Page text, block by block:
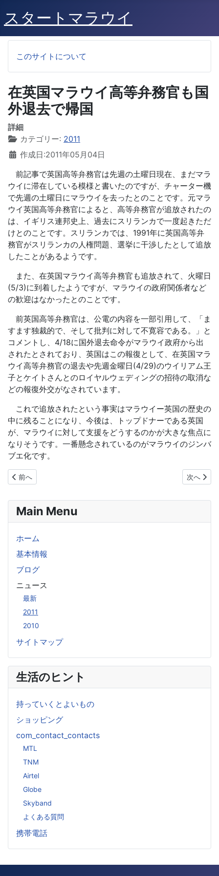
スタートマラウイ
このサイトについて
Main Menu
ホーム
基本情報
ブログ
ニュース
最新
2011
2010
サイトマップ
生活のヒント
持っていくとよいもの
ショッピング
com_contact_contacts
MTL
TNM
Airtel
Globe
Skyband
よくある質問
携帯電話
在英国マラウイ高等弁務官も国
外退去で帰国
詳細
カテゴリー: 2011
作成日:2011年05月04日
前記事で英国高等弁務官は先週の土曜日現在、まだマラ
ウイに滞在している模様と書いたのですが、チャーター機
で先週の土曜日にマラウイを去ったとのことです。元マラ
ウイ英国高等弁務官によると、高等弁務官が追放されたの
は、イギリス連邦史上、過去にスリランカで一度起きただ
けとのことです。スリランカでは、1991年に英国高等弁
務官がスリランカの人権問題、選挙に干渉したとして追放
したことがあるようです。
また、在英国マラウイ高等弁務官も追放されて、火曜日
(5/3)に到着したようですが、マラウイの政府関係者など
の歓迎はなかったとのことです。
前英国高等弁務官は、公電の内容を一部引用して、「ま
すます独裁的で、そして批判に対して不寛容である。」と
コメントし、4/18に国外退去命令がマラウイ政府から出
されたとされており、英国はこの報復として、在英国マラ
ウイ高等弁務官の退去や先週金曜日(4/29)のウイリアム王
子とケイトさんとのロイヤルウェディングの招待の取消な
どの報復外交がなされています。
これで追放されたという事実はマラウイー英国の歴史の
中に残ることになり、今後は、トップドナーである英国
が、マラウイに対して支援をどうするのかが大きな焦点に
なりそうです。一番懸念されているのがマラウイのジンバ
ブエ化です。
前の記事へ: 松本外務大臣、今後もアフリカ諸国支援を表明
前へ 次の記事
次へ